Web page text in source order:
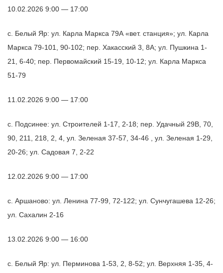
10.02.2026 9:00 — 17:00
с. Белый Яр: ул. Карла Маркса 79А «вет. станция»; ул. Карла
Маркса 79-101, 90-102; пер. Хакасский 3, 8А; ул. Пушкина 1-
21, 6-40; пер. Первомайский 15-19, 10-12; ул. Карла Маркса
51-79
11.02.2026 9:00 — 17:00
с. Подсинее: ул. Строителей 1-17, 2-18; пер. Удачный 29В, 70,
90, 211, 218, 2, 4, ул. Зеленая 37-57, 34-46 , ул. Зеленая 1-29,
20-26; ул. Садовая 7, 2-22
12.02.2026 9:00 — 17:00
с. Аршаново: ул. Ленина 77-99, 72-122; ул. Сунчугашева 12-26;
ул. Сахалин 2-16
13.02.2026 9:00 — 16:00
с. Белый Яр: ул. Перминова 1-53, 2, 8-52; ул. Верхняя 1-35, 4-